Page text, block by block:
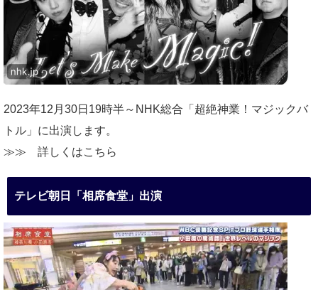
2023年12月30日19時半～NHK総合「超絶神業！マジックバ
トル」に出演します。
≫≫ 詳しくはこちら
テレビ朝日「相席食堂」出演